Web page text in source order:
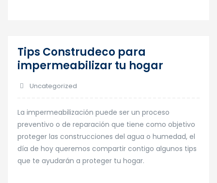
Tips Construdeco para
impermeabilizar tu hogar
Uncategorized
La impermeabilización puede ser un proceso
preventivo o de reparación que tiene como objetivo
proteger las construcciones del agua o humedad, el
día de hoy queremos compartir contigo algunos tips
que te ayudarán a proteger tu hogar.